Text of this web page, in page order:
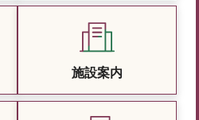
施設案内